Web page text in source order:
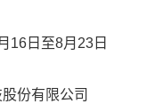
16日至8月23日
份有限公司